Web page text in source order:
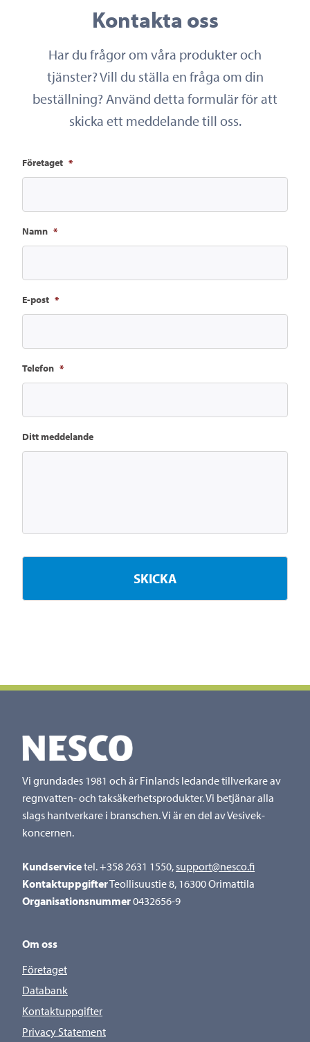
Kontakta oss
Har du frågor om våra produkter och
tjänster? Vill du ställa en fråga om din
beställning? Använd detta formulär för att
skicka ett meddelande till oss.
Företaget *
Namn *
E-post *
Telefon *
Ditt meddelande
Vi grundades 1981 och är Finlands ledande tillverkare av
regnvatten- och taksäkerhetsprodukter. Vi betjänar alla
slags hantverkare i branschen. Vi är en del av Vesivek-
koncernen.
Kundservicetel. +358 2631 1550,support@nesco.fi
KontaktuppgifterTeollisuustie 8, 16300 Orimattila
Organisationsnummer0432656-9
Om oss
Företaget
Databank
Kontaktuppgifter
Privacy Statement